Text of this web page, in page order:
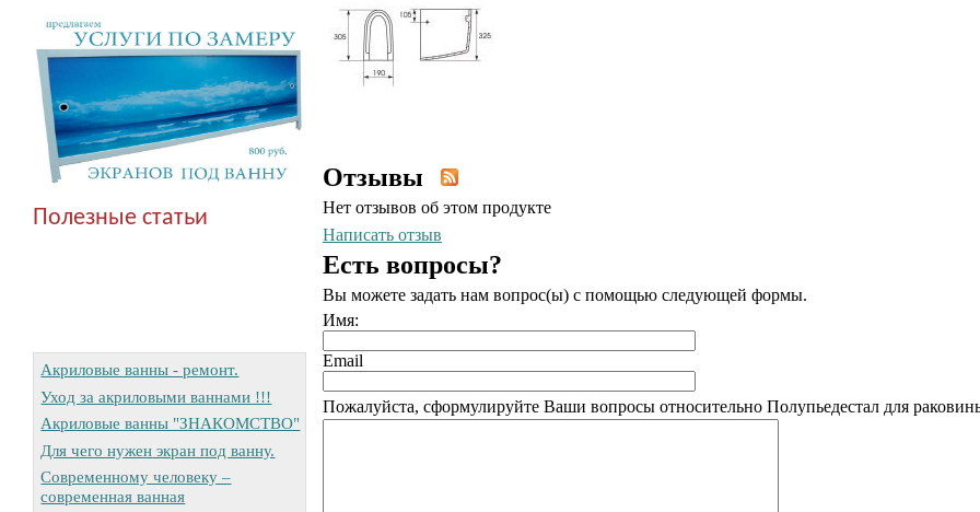
Полезные статьи
Акриловые ванны - ремонт.
Уход за акриловыми ваннами !!!
Акриловые ванны "ЗНАКОМСТВО"
Для чего нужен экран под ванну.
Современному человеку –
современная ванная
Отзывы
Нет отзывов об этом продукте
Написать отзыв
Есть вопросы?
Вы можете задать нам вопрос(ы) с помощью следующей формы.
Имя:
Email
Пожалуйста, сформулируйте Ваши вопросы относительно Полупьедестал для